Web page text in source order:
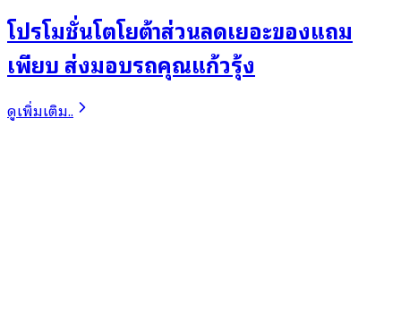
โปรโมชั่นโตโยต้าส่วนลดเยอะของแถม
เพียบ ส่งมอบรถคุณแก้วรุ้ง
ดูเพิ่มเติม..